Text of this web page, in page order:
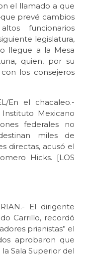
el llamado a que
prevé cambios
funcionarios
legislatura,
llegue a la Mesa
quien, por su
los consejeros
En el chacaleo.-
Mexicano
federales no
miles de
directas, acusó el
Hicks. [LOS
El dirigente
Carrillo, recordó
prianistas” el
aprobaron que
Sala Superior del